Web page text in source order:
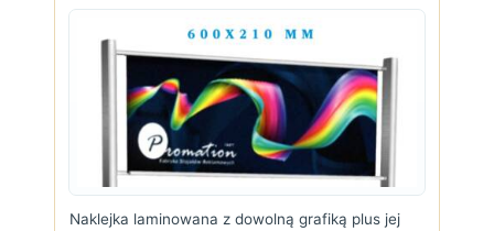
Naklejka laminowana z dowolną grafiką plus jej